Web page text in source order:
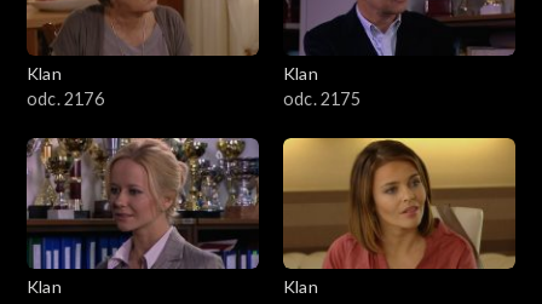
301–400
201–300
101–200
1–100
Klan
odc. 2176
Klan
odc. 2175
Klan
Klan